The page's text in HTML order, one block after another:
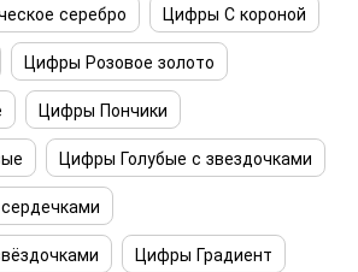
серебро
Цифры С короной
Цифры Розовое золото
Цифры Пончики
Цифры Голубые с звездочками
Цифры Градиент